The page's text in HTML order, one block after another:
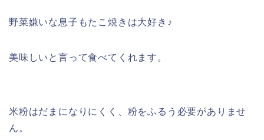
野菜嫌いな息子もたこ焼きは大好き♪
美味しいと言って食べてくれます。
米粉はだまになりにくく、粉をふるう必要がありませ
ん。